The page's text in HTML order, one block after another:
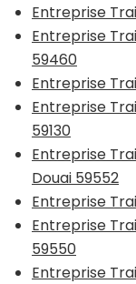
Entreprise
Entreprise
59460
Entreprise
Entreprise
59130
Entreprise
Douai 59552
Entreprise
Entreprise
59550
Entreprise